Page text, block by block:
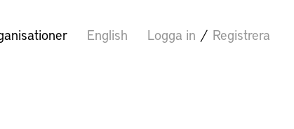
English Logga in / Registrera